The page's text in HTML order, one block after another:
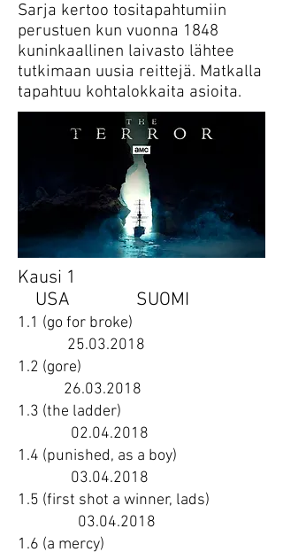
Sarja kertoo tositapahtumiin
perustuen kun vuonna 1848
kuninkaallinen laivasto lähtee
tutkimaan uusia reittejä. Matkalla
tapahtuu kohtalokkaita asioita.
Kausi 1
USA SUOMI
1.1 (go for broke)
25.03.2018
1.2 (gore)
26.03.2018
1.3 (the ladder)
02.04.2018
1.4 (punished, as a boy)
03.04.2018
1.5 (first shot a winner, lads)
03.04.2018
1.6 (a mercy)